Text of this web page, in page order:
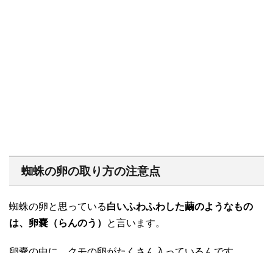
蜘蛛の卵の取り方の注意点
蜘蛛の卵と思っている白いふわふわした繭のようなもの
は、卵嚢（らんのう）
と言います。